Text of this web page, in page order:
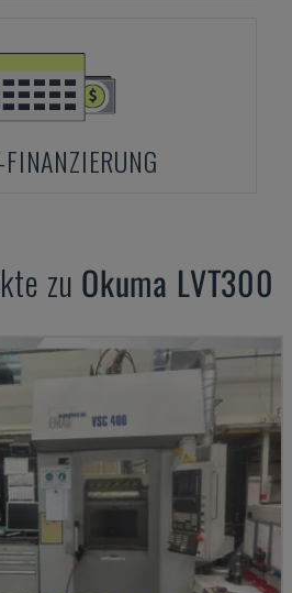
zu Okuma LVT300